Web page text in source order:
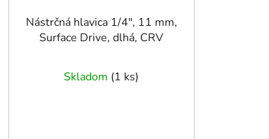
o
v
Nástrčná hlavica 1/4", 11 mm,
Surface Drive, dlhá, CRV
Skladom (1 ks)